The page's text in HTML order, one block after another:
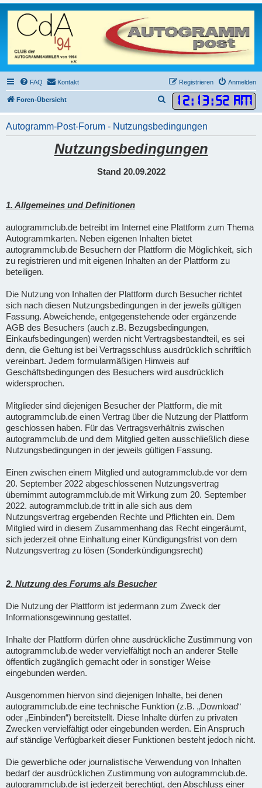
FAQ Kontakt Anmelden
Registrieren
Foren-Übersicht 12: 13:52 AM
u
c
e
Autogramm-Post-Forum - Nutzungsbedingungen
Nutzungsbedingungen
Stand 20.09.2022
1. Allgemeines und Definitionen
autogrammclub.de betreibt im Internet eine Plattform zum Thema
Autogrammkarten. Neben eigenen Inhalten bietet
autogrammclub.de Besuchern der Plattform die Möglichkeit, sich
zu registrieren und mit eigenen Inhalten an der Plattform zu
beteiligen.
Die Nutzung von Inhalten der Plattform durch Besucher richtet
sich nach diesen Nutzungsbedingungen in der jeweils gültigen
Fassung. Abweichende, entgegenstehende oder ergänzende
AGB des Besuchers (auch z.B. Bezugsbedingungen,
Einkaufsbedingungen) werden nicht Vertragsbestandteil, es sei
denn, die Geltung ist bei Vertragsschluss ausdrücklich schriftlich
vereinbart. Jedem formularmäßigen Hinweis auf
Geschäftsbedingungen des Besuchers wird ausdrücklich
widersprochen.
Mitglieder sind diejenigen Besucher der Plattform, die mit
autogrammclub.de einen Vertrag über die Nutzung der Plattform
geschlossen haben. Für das Vertragsverhältnis zwischen
autogrammclub.de und dem Mitglied gelten ausschließlich diese
Nutzungsbedingungen in der jeweils gültigen Fassung.
Einen zwischen einem Mitglied und autogrammclub.de vor dem
20. September 2022 abgeschlossenen Nutzungsvertrag
übernimmt autogrammclub.de mit Wirkung zum 20. September
2022. autogrammclub.de tritt in alle sich aus dem
Nutzungsvertrag ergebenden Rechte und Pflichten ein. Dem
Mitglied wird in diesem Zusammenhang das Recht eingeräumt,
sich jederzeit ohne Einhaltung einer Kündigungsfrist von dem
Nutzungsvertrag zu lösen (Sonderkündigungsrecht)
2. Nutzung des Forums als Besucher
Die Nutzung der Plattform ist jedermann zum Zweck der
Informationsgewinnung gestattet.
Inhalte der Plattform dürfen ohne ausdrückliche Zustimmung von
autogrammclub.de weder vervielfältigt noch an anderer Stelle
öffentlich zugänglich gemacht oder in sonstiger Weise
eingebunden werden.
Ausgenommen hiervon sind diejenigen Inhalte, bei denen
autogrammclub.de eine technische Funktion (z.B. „Download“
oder „Einbinden“) bereitstellt. Diese Inhalte dürfen zu privaten
Zwecken vervielfältigt oder eingebunden werden. Ein Anspruch
auf ständige Verfügbarkeit dieser Funktionen besteht jedoch nicht.
Die gewerbliche oder journalistische Verwendung von Inhalten
bedarf der ausdrücklichen Zustimmung von autogrammclub.de.
autogrammclub.de ist jederzeit berechtigt, den Abschluss einer